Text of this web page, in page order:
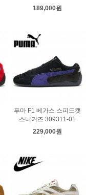
189,000원
푸마 F1 베가스 스피드캣
스니커즈 309311-01
229,000원